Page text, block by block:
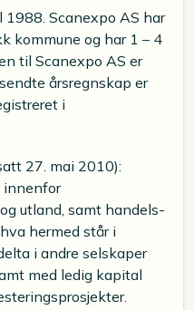
Scanexpo AS har
kommune og har 1 – 4
til Scanexpo AS er
årsregnskap er
i
27. mai 2010):
innenfor
utland, samt handels-
hermed står i
i andre selskaper
med ledig kapital